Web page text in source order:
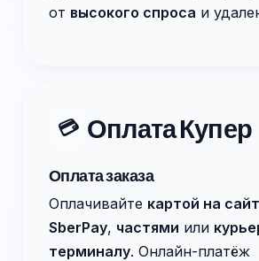
от высокого спроса и
💳 Оплата Купер
Оплата заказа
Оплачивайте картой на
SberPay, частями или
терминалу. Онлайн-платёж